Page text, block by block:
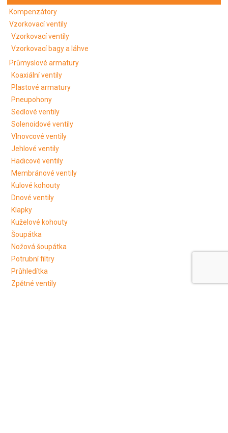
Kompenzátory
Vzorkovací ventily
Vzorkovací ventily
Vzorkovací bagy a láhve
Průmyslové armatury
Koaxiální ventily
Plastové armatury
Pneupohony
Sedlové ventily
Solenoidové ventily
Vlnovcové ventily
Jehlové ventily
Hadicové ventily
Membránové ventily
Kulové kohouty
Dnové ventily
Klapky
Kuželové kohouty
Šoupátka
Nožová šoupátka
Potrubní filtry
Průhledítka
Zpětné ventily